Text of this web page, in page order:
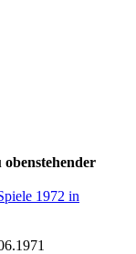
1972 in